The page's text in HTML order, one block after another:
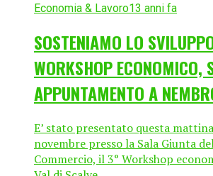
Economia & Lavoro13 anni fa
SOSTENIAMO LO
WORKSHOP ECONOMICO,
APPUNTAMENTO A
E’ stato presentato questa
novembre presso la Sala Giunta
Commercio, il 3° Workshop